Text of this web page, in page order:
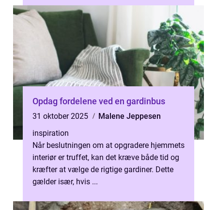
Opdag fordelene ved en gardinbus
31 oktober 2025
Malene Jeppesen
inspiration
Når beslutningen om at opgradere hjemmets
interiør er truffet, kan det kræve både tid og
kræfter at vælge de rigtige gardiner. Dette
gælder især, hvis ...